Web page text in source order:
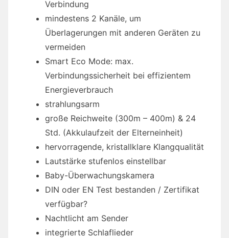
Verbindung
mindestens 2 Kanäle, um
Überlagerungen mit anderen Geräten zu
vermeiden
Smart Eco Mode: max.
Verbindungssicherheit bei effizientem
Energieverbrauch
strahlungsarm
große Reichweite (300m – 400m) & 24
Std. (Akkulaufzeit der Elterneinheit)
hervorragende, kristallklare Klangqualität
Lautstärke stufenlos einstellbar
Baby-Überwachungskamera
DIN oder EN Test bestanden / Zertifikat
verfügbar?
Nachtlicht am Sender
integrierte Schlaflieder